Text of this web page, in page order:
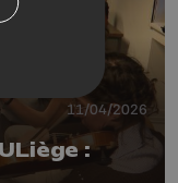
11/04/2026
: